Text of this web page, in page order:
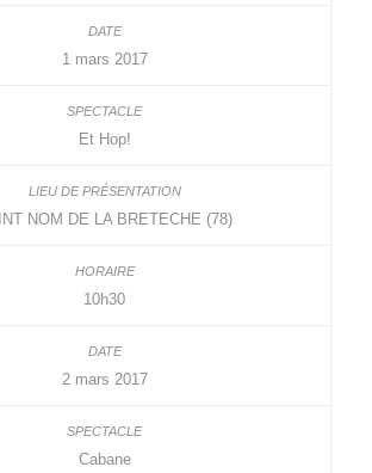
1 mars 2017
Et Hop!
NOM DE LA BRETECHE (78)
10h30
2 mars 2017
Cabane